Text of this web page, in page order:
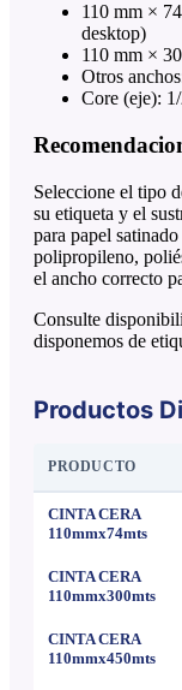
110 mm ×
desktop)
110 mm ×
Otros
Core (eje):
Seleccione el tipo
su etiqueta y el
para papel
polipropileno,
el ancho correcto
Consulte
disponemos de
Productos
PRODUCTO
CINTA CERA
110mmx74mts
CINTA CERA
110mmx300mts
CINTA CERA
110mmx450mts